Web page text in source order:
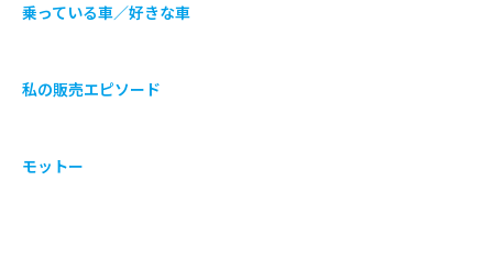
乗っている車／好きな車
私の販売エピソード
モットー